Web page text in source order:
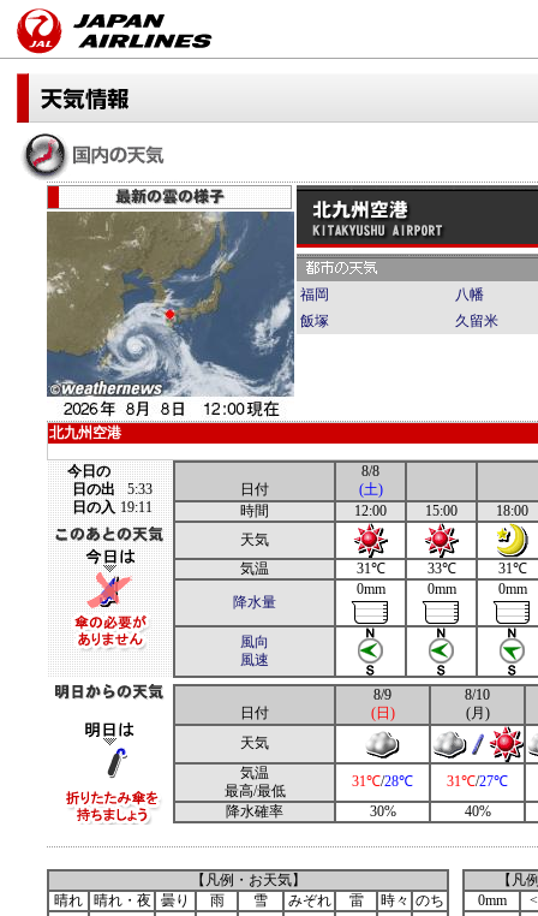
福岡
八幡
飯塚
久留米
北九州空港
今日の
日の出
5:33
日の入 19:11
日付
8/8
(土)
時間
12:00 15:00
18:00
天気
気温
31℃ 33℃
31℃
降水量
0mm 0mm 0mm
風向
風速
日付
8/9
(日)
8/10
(月)
天気
気温
最高/最低
31℃/28℃ 31℃/27℃
降水確率
30% 40%
【凡例・お天気】
晴れ
晴れ・夜 曇り 雨 雪 みぞれ 雷 時々 のち
【
0mm